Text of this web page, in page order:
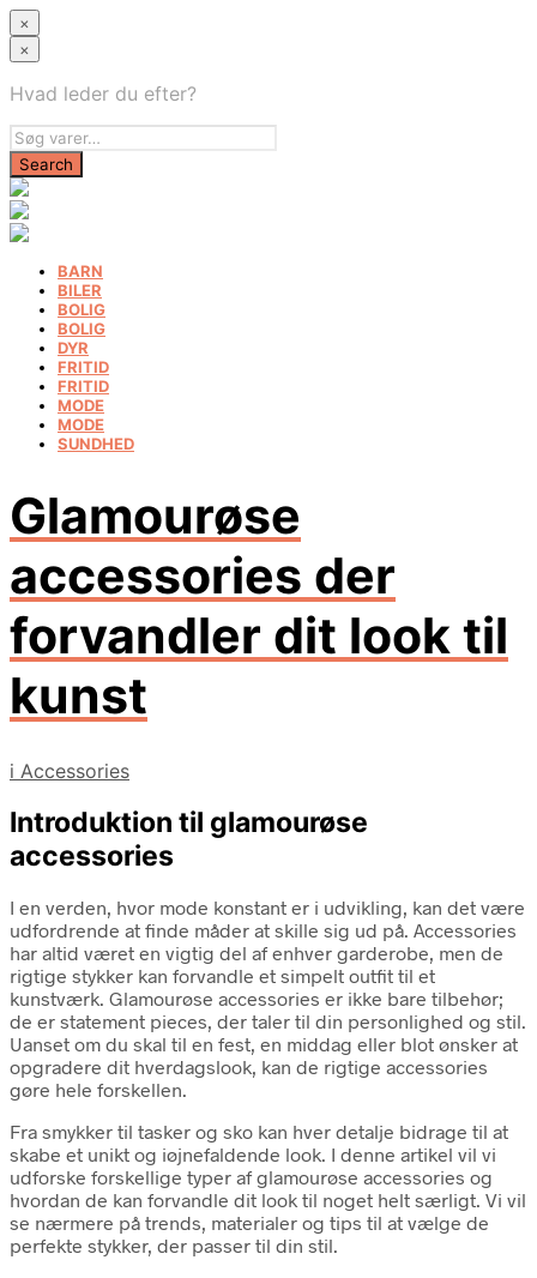
×
×
Hvad leder du efter?
BARN
BILER
BOLIG
BOLIG
DYR
FRITID
FRITID
MODE
MODE
SUNDHED
Glamourøse
accessories der
forvandler dit look til
kunst
i Accessories
Introduktion til glamourøse
accessories
I en verden, hvor mode konstant er i udvikling, kan det være
udfordrende at finde måder at skille sig ud på. Accessories
har altid været en vigtig del af enhver garderobe, men de
rigtige stykker kan forvandle et simpelt outfit til et
kunstværk. Glamourøse accessories er ikke bare tilbehør;
de er statement pieces, der taler til din personlighed og stil.
Uanset om du skal til en fest, en middag eller blot ønsker at
opgradere dit hverdagslook, kan de rigtige accessories
gøre hele forskellen.
Fra smykker til tasker og sko kan hver detalje bidrage til at
skabe et unikt og iøjnefaldende look. I denne artikel vil vi
udforske forskellige typer af glamourøse accessories og
hvordan de kan forvandle dit look til noget helt særligt. Vi vil
se nærmere på trends, materialer og tips til at vælge de
perfekte stykker, der passer til din stil.